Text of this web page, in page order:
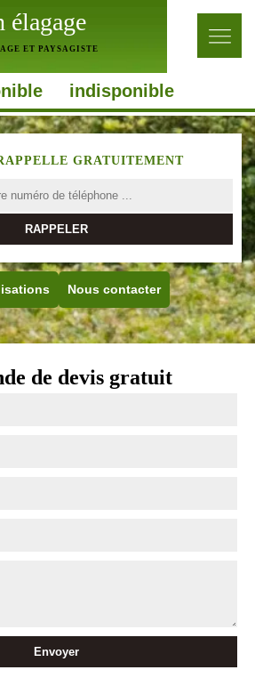
élagage
ET PAYSAGISTE
indisponible
GRATUITEMENT
Nous contacter
de devis gratuit